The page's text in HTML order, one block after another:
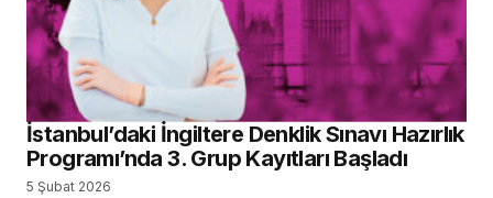
İstanbul’daki İngiltere Denklik Sınavı Hazırlık
Programı’nda 3. Grup Kayıtları Başladı
5 Şubat 2026